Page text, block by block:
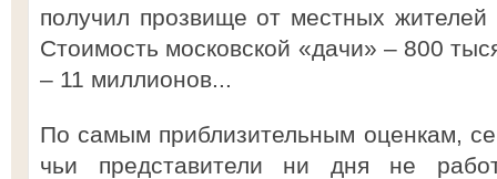
получил прозвище от местных
Стоимость московской «дачи» – 800
– 11 миллионов...
По самым приблизительным оценкам,
чьи представители ни дня не